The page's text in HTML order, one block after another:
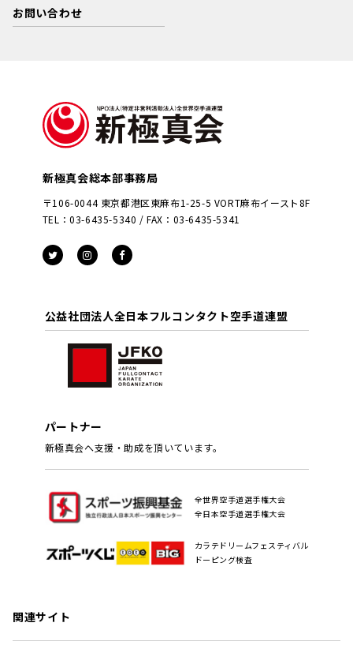
お問い合わせ
新極真会総本部事務局
〒106-0044 東京都港区東麻布1-25-5 VORT麻布イースト8F
TEL：03-6435-5340 / FAX：03-6435-5341
公益社団法人全日本フルコンタクト空手道連盟
パートナー
新極真会へ支援・助成を頂いています。
全世界空手道選手権大会
全日本空手道選手権大会
カラテドリームフェスティバル
ドーピング検査
関連サイト